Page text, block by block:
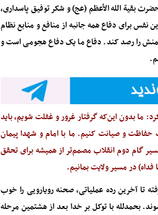
بقیة الله الأعظم (عج) و شکر توفیق پاسداری،
برای دفاع همه جانبه از منافع و منابع نظام
را رصد کند. دفاع ما یک دفاع هجومی است و
ما بدون این‌که گرفتار غرور و غفلت شویم، باید
حفاظت و صیانت کنیم. ما با امام و شهدا پیمان
گام دوم انقلاب مصمم‌تر از همیشه برای تحقق
در مسیر ولایت بمانیم.
تا آخرین رده عملیاتی، صحنه رویارویی را خوب
بحمدلله با توکل بر خدا بعد از هشتمین مرحله